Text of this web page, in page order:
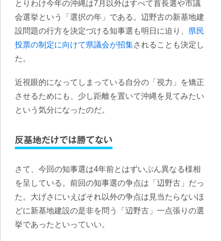
とりわけ今年の沖縄は7月以外はすべて首長選や市議
会選挙という「選択の年」である。辺野古の新基地建
設問題の行方を決定づける知事選も明日に迫り、 県民
投票の制定に向けて県議会が招集されることも決定し
た。
近視眼的になってしまっている自分の「視力」を矯正
させるためにも、少し距離を置いて沖縄を見てみたい
という気分になったのだ。
反基地だけでは勝てない
さて、今回の知事選は4年前とはずいぶん異なる様相
を呈している。前回の知事選の争点は「辺野古」だっ
た。大げさにいえばそれ以外の争点は見当たらないほ
どに新基地建設の是非を問う「辺野古」一点張りの選
挙であったといっていい。